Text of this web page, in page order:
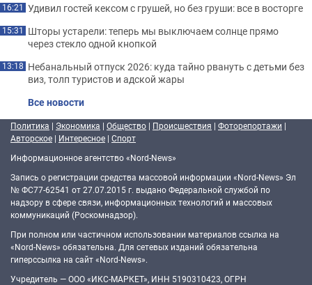
16:21 Удивил гостей кексом с грушей, но без груши: все в восторге
15:31 Шторы устарели: теперь мы выключаем солнце прямо
через стекло одной кнопкой
13:18 Небанальный отпуск 2026: куда тайно рвануть с детьми без
виз, толп туристов и адской жары
Все новости
Политика | Экономика | Общество | Происшествия | Фоторепортажи |
Авторское | Интересное | Спорт
Информационное агентство «Nord-News»
Запись о регистрации средства массовой информации «Nord-News» Эл
№ ФС77-62541 от 27.07.2015 г. выдано Федеральной службой по
надзору в сфере связи, информационных технологий и массовых
коммуникаций (Роскомнадзор).
При полном или частичном использовании материалов ссылка на
«Nord-News» обязательна. Для сетевых изданий обязательна
гиперссылка на сайт «Nord-News».
Учредитель — ООО «ИКС-МАРКЕТ», ИНН 5190310423, ОГРН